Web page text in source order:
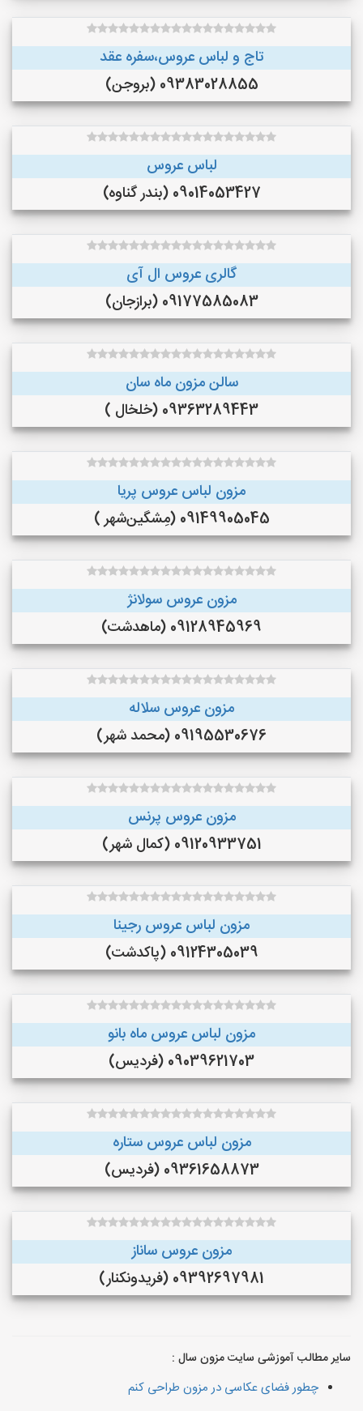
تاج و لباس عروس،سفره عقد
09383028855 (بروجن)
لباس عروس
09014053427 (بندر گناوه)
گالری عروس ال آی
09177585083 (برازجان)
سالن مزون ماه سان
09363289443 (خلخال )
مزون لباس عروس پریا
09149905045 (مِشگین‌شهر )
مزون عروس سولانژ
09128945969 (ماهدشت)
مزون عروس سلاله
09195530676 (محمد شهر)
مزون عروس پرنس
09120933751 (کمال شهر)
مزون لباس عروس رجینا
09124305039 (پاکدشت)
مزون لباس عروس ماه بانو
09039621703 (فردیس)
مزون لباس عروس ستاره
09361658873 (فردیس)
مزون عروس ساناز
09392697981 (فريدونكنار)
سایر مطالب آموزشی سایت مزون سال :
چطور فضای عکاسی در مزون طراحی کنم